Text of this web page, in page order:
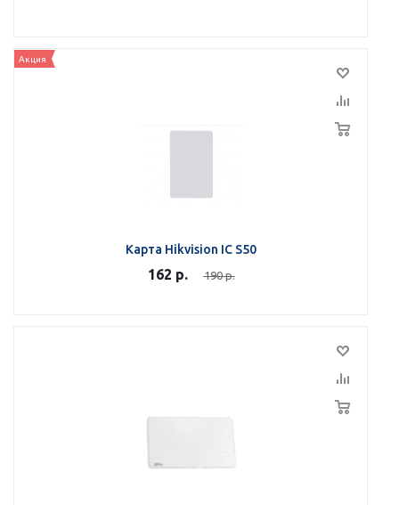
Акция
Карта Hikvision IC S50
162 р. 190р.